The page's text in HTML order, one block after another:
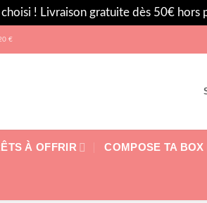
! Livraison gratuite dès 50€ hors
€
À OFFRIR COMPOSE TA BOX